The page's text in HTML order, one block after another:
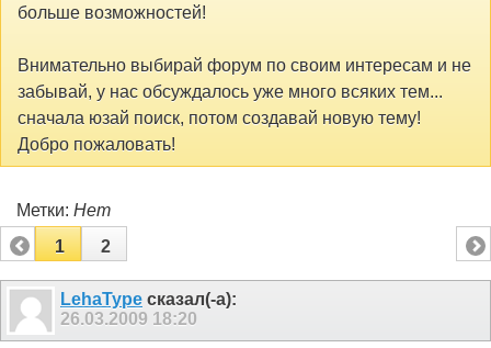
больше возможностей!
Внимательно выбирай форум по своим интересам и не
забывай, у нас обсуждалось уже много всяких тем...
сначала юзай поиск, потом создавай новую тему!
Добро пожаловать!
Метки: Нет
1
2
LehaType сказал(-а):
26.03.2009 18:20